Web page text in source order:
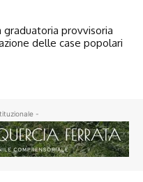
graduatoria provvisoria
delle case popolari
-